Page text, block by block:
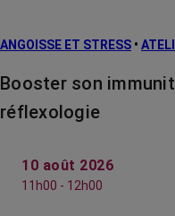
ANGOISSE ET STRESS •
Booster son
réflexologie
10 août 2026
11h00 - 12h00